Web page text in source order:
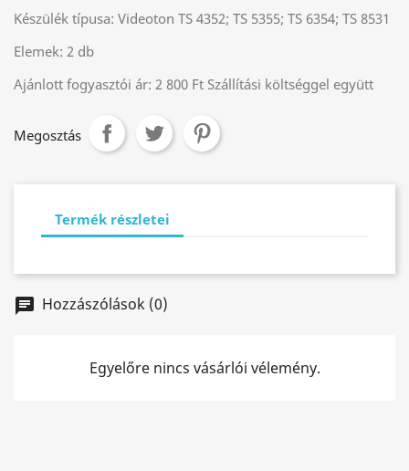
Készülék típusa: Videoton TS 4352; TS 5355; TS 6354; TS 8531
Elemek: 2 db
Ajánlott fogyasztói ár: 2 800 Ft Szállítási költséggel együtt
Megosztás
Termék részletei
chat Hozzászólások (0)
Egyelőre nincs vásárlói vélemény.